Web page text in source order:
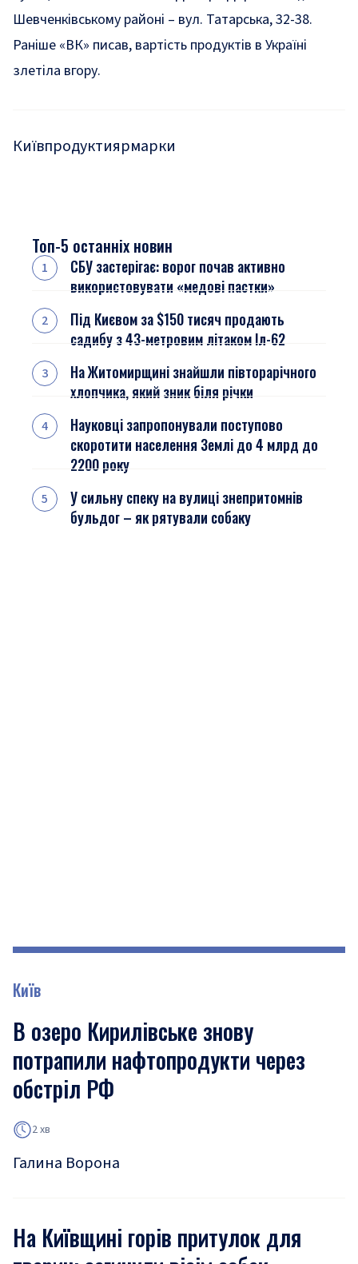
Шевченківському районі – вул. Татарська, 32-38.
Раніше «ВК» писав, вартість продуктів в Україні
злетіла вгору.
Київпродуктиярмарки
Топ-5 останніх новин
СБУ застерігає: ворог почав активно
використовувати «медові пастки»
Під Києвом за $150 тисяч продають
садибу з 43-метровим літаком Іл-62
На Житомирщині знайшли півторарічного
хлопчика, який зник біля річки
Науковці запропонували поступово
скоротити населення Землі до 4 млрд до
2200 року
У сильну спеку на вулиці знепритомнів
бульдог – як рятували собаку
Київ
В озеро Кирилівське знову
потрапили нафтопродукти через
обстріл РФ
2 хв
Галина Ворона
На Київщині горів притулок для